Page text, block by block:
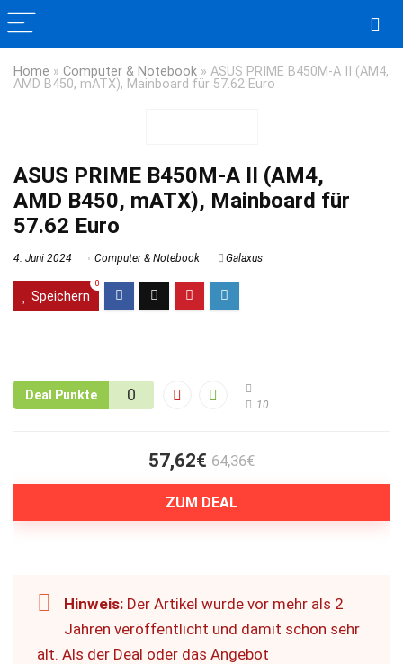
Home » Computer & Notebook » ASUS PRIME B450M-A II (AM4,
AMD B450, mATX), Mainboard für 57.62 Euro
ASUS PRIME B450M-A II (AM4,
AMD B450, mATX), Mainboard für
57.62 Euro
4. Juni 2024 Computer & Notebook Galaxus
Speichern
0
Deal Punkte 0
10
57,62€ 64,36€
ZUM DEAL
Hinweis: Der Artikel wurde vor mehr als 2
Jahren veröffentlicht und damit schon sehr
alt. Als der Deal oder das Angebot